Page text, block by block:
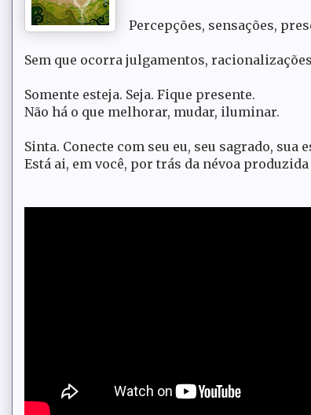
Percepções, sensações,
Sem que ocorra julgamentos,
Somente esteja. Seja. Fique presente.
Não há o que melhorar, mudar, iluminar.
Sinta. Conecte com seu eu, seu sagrado, sua
Está ai, em você, por trás da névoa